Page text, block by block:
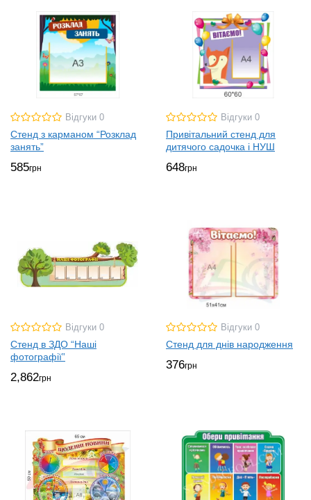
Відгуки 0
Стенд з карманом “Розклад
занять”
585грн
Відгуки 0
Привітальний стенд для
дитячого садочка і НУШ
648грн
Відгуки 0
Стенд в ЗДО “Наші
фотографії”
2,862грн
Відгуки 0
Стенд для днів народження
376грн